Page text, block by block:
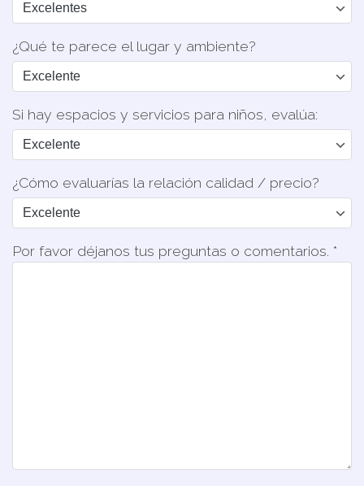
¿Qué te parece el lugar y ambiente?
Si hay espacios y servicios para niños, evalúa:
¿Cómo evaluarías la relación calidad / precio?
Por favor déjanos tus preguntas o comentarios. *